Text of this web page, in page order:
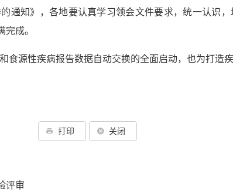
通知》，各地要认真学习领会文件要求，统一认识
成。
食源性疾病报告数据自动交换的全面启动，也为打造
打印 关闭
评审